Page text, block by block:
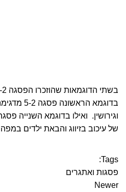
בדוגמא
של עיכוב בזיווג והבאת ילדים
Tags:
פסגות ואתגרים
Newer